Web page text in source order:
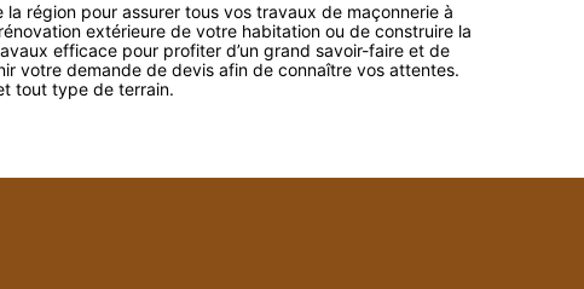
région pour assurer tous vos travaux de maçonnerie à
rénovation extérieure de votre habitation ou de construire la
efficace pour profiter d’un grand savoir-faire et de
votre demande de devis afin de connaître vos attentes.
tout type de terrain.